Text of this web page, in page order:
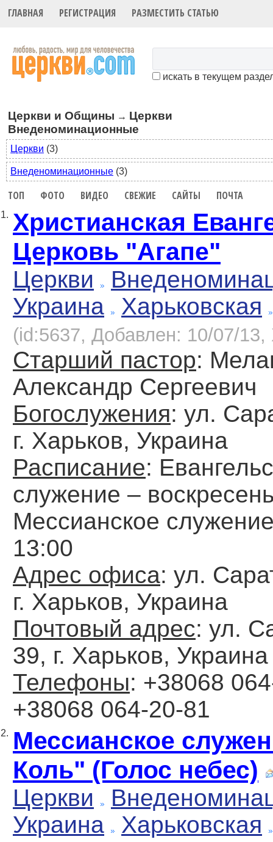
ГЛАВНАЯ РЕГИСТРАЦИЯ РАЗМЕСТИТЬ СТАТЬЮ
искать в текущем
Церкви и Общины → Церкви
Внеденоминационные
Церкви (3)
Внеденоминационные (3)
ТОП ФОТО ВИДЕО СВЕЖИЕ САЙТЫ ПОЧТА
1. Христианская
Церковь "Агапе"
Церкви
Украина
Харьковская
(id:5637, Добавлен: 10/07/13,
Старший пастор:
Александр Сергеевич
Богослужения: ул.
г. Харьков, Украина
Расписание:
служение –
Мессианское
13:00
Адрес офиса: ул.
г. Харьков, Украина
Почтовый адрес: ул.
39, г. Харьков, Украина
Телефоны: +38068
+38068 064-20-81
2. Мессианское
Коль" (Голос небес)
Церкви
Украина
Харьковская